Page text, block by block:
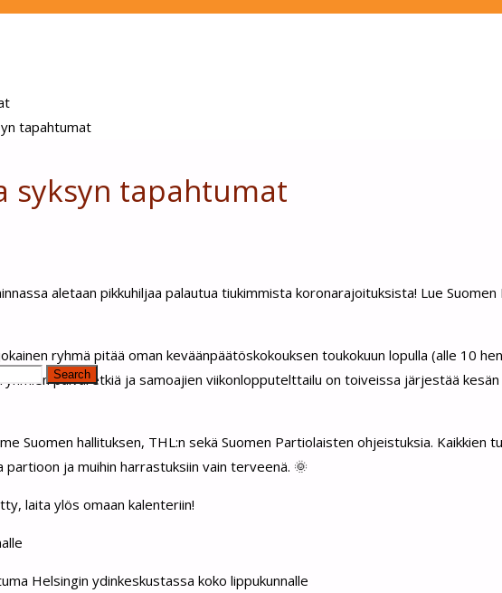
Search
tapahtumat
syksyn tapahtumat
aletaan pikkuhiljaa palautua tiukimmista koronarajoituksista! Lue
ryhmä pitää oman keväänpäätöskokouksen toukokuun lopulla (alle 10
päiväretkiä ja samoajien viikonlopputelttailu on toiveissa järjestää kesän
Suomen hallituksen, THL:n sekä Suomen Partiolaisten ohjeistuksia. Kaikkien
ja muihin harrastuksiin vain terveenä. 🌞
laita ylös omaan kalenteriin!
Helsingin ydinkeskustassa koko lippukunnalle